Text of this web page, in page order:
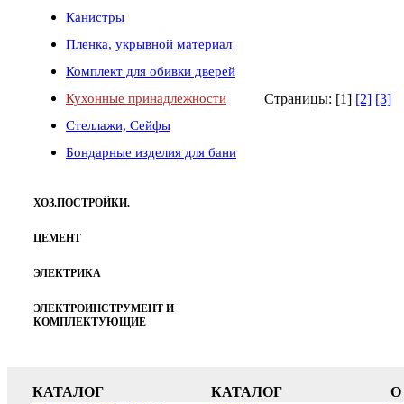
Канистры
Пленка, укрывной материал
Комплект для обивки дверей
Кухонные принадлежности
Стеллажи, Сейфы
Бондарные изделия для бани
ХОЗ.ПОСТРОЙКИ.
ЦЕМЕНТ
ЭЛЕКТРИКА
ЭЛЕКТРОИНСТРУМЕНТ И
КОМПЛЕКТУЮЩИЕ
Страницы: [1] [2] [3]
КАТАЛОГ КАТАЛОГ О